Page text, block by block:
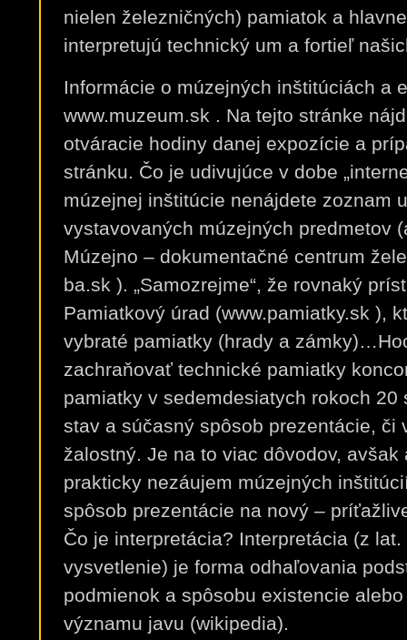
nielen železničných) pamiatok a
interpretujú technický um a fortieľ
Informácie o múzejných inštitúciách a
www.muzeum.sk . Na tejto stránke
otváracie hodiny danej expozície a
stránku. Čo je udivujúce v dobe
múzejnej inštitúcie nenájdete zoznam
vystavovaných múzejných predmetov
Múzejno – dokumentačné centrum
ba.sk ). „Samozrejme“, že rovnaký
Pamiatkový úrad (www.pamiatky.sk ),
vybraté pamiatky (hrady a
zachraňovať technické pamiatky
pamiatky v sedemdesiatych rokoch
stav a súčasný spôsob prezentácie, či
žalostný. Je na to viac dôvodov,
prakticky nezáujem múzejných
spôsob prezentácie na nový –
Čo je interpretácia? Interpretácia (z
vysvetlenie) je forma odhaľovania
podmienok a spôsobu existencie
významu javu (wikipedia).